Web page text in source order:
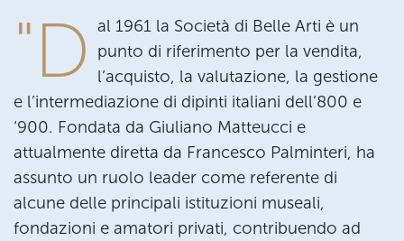
"D al 1961 la Società di Belle Arti è un
punto di riferimento per la vendita,
l’acquisto, la valutazione, la gestione
e l’intermediazione di dipinti italiani dell’800 e
‘900. Fondata da Giuliano Matteucci e
attualmente diretta da Francesco Palminteri, ha
assunto un ruolo leader come referente di
alcune delle principali istituzioni museali,
fondazioni e amatori privati, contribuendo ad